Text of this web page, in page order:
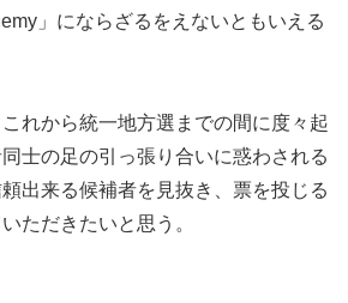
」にならざるをえないともいえる
れから統一地方選までの間に度々起
士の足の引っ張り合いに惑わされる
出来る候補者を見抜き、票を投じる
ただきたいと思う。